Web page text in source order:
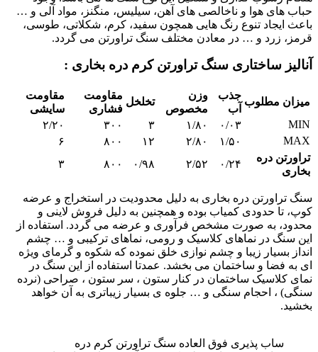
حباب های هوا و ناخالصی های آهن، سیلیس، منگنز، مواد آلی و …
باعث ایجاد تنوع رنگ هایی همچون سفید، کرم، شکلاتی، طوسی،
قرمز، زرد و … در معادن مختلف سنگ تراورتن می گردد.
آنالیز ساختاری سنگ تراورتن کرم دره بخاری :
میزان مطلوب
جذب
آب
وزن
مخصوص
تخلخل
مقاومت
فشاری
مقاومت
سایشی
MIN
۰/۰۳ ۱/۸۰ ۳ ۳۰۰
۲/۲۰
MAX
۱/۵۰ ۲/۸۰ ۱۲ ۸۰۰
۶
تراورتن دره
بخاری
۰/۲۴ ۲/۵۲ ۰/۹۸ ۸۰۰ ۳
سنگ تراورتن دره بخاری به دلیل محدودیت در استخراج و عرضه
کوپ، تا حدودی کمیاب بوده و همچنین به دلیل فروش لاینی و
محدود، به صورت مشخص فرآوری و عرضه می گردد. استفاده از
این سنگ در نماهای کلاسیک و رومی، نماهای ترکیبی و … چشم
انداز بسیار زیبا و چشم نوازی خلق نموده که شکوه و گرمای ویژه
ای به فضا و ساختمان می بخشد. عمدتا استفاده از این سنگ در
نمای کلاسیک ساختمان در کنار ستون ، سر ستون ، صراحی (نرده
سنگی) ، احجام سنگی و … جلوه ی بسیار زیباتری به آن خواهد
بخشید.
ساب پذیری فوق العاده سنگ تراورتن کرم دره